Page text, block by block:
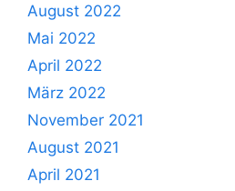
August 2022
Mai 2022
April 2022
März 2022
November 2021
August 2021
April 2021